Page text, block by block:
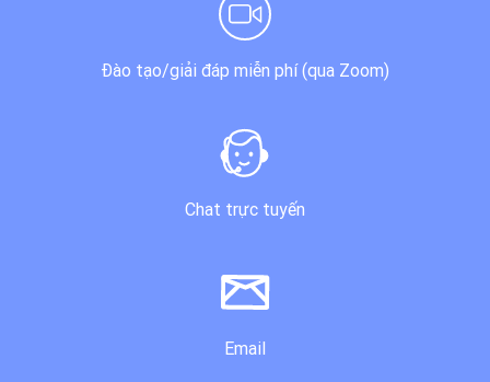
Đào tạo/giải đáp miễn phí (qua Zoom)
Chat trực tuyến
Email